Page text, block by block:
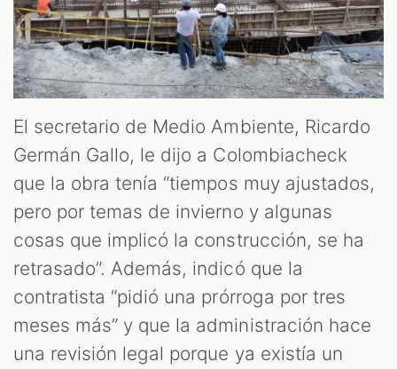
El secretario de Medio Ambiente, Ricardo
Germán Gallo, le dijo a Colombiacheck
que la obra tenía “tiempos muy ajustados,
pero por temas de invierno y algunas
cosas que implicó la construcción, se ha
retrasado”. Además, indicó que la
contratista “pidió una prórroga por tres
meses más” y que la administración hace
una revisión legal porque ya existía un